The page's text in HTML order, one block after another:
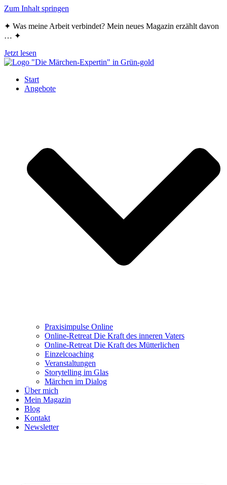
Zum Inhalt springen
✦ Was meine Arbeit verbindet? Mein neues Magazin erzählt davon
… ✦
Jetzt lesen
Start
Angebote
Praxisimpulse Online
Online-Retreat Die Kraft des inneren Vaters
Online-Retreat Die Kraft des Mütterlichen
Einzelcoaching
Veranstaltungen
Storytelling im Glas
Märchen im Dialog
Über mich
Mein Magazin
Blog
Kontakt
Newsletter